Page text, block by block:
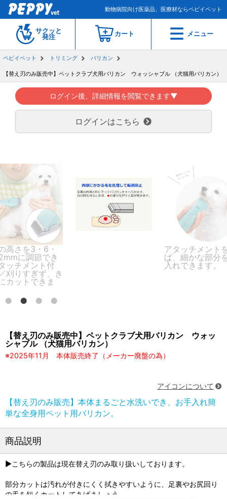
動物病院向け医薬品、医療材ならペピイベット
サクッと
発注
カート メニュー
ペピイベット トリミング バリカン
【替え刃のみ販売中】ペットクラブ犬用バリカン ウォッシャブル （犬猫用バリカン）
ログイン後、詳細情報を閲覧できます▼
ログインはこちら
き
アタッチメントを外せ
ば、細かな部分をお手
入れできます。
本体
OK。
【替え刃のみ販売中】ペットクラブ犬用バリカン ウォッ
シャブル （犬猫用バリカン）
※2025年11月 本体販売終了（メーカー廃盤の為）
アイコンについて
【替え刃のみ販売】本体まるごと水洗いでき、お手入れ簡
単な全身用ペット用バリカン。
商品説明
▶こちらの製品は現在替え刃のみ取り扱いしております。
部分カットは汚れが付きにくく拭きやすいように、足裏やお尻回り
の毛を短くカットしてあげましょう。